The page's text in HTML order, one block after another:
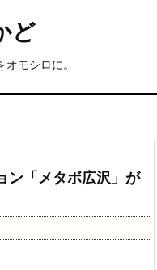
ど
モシロに。
ン「メタボ広沢」が